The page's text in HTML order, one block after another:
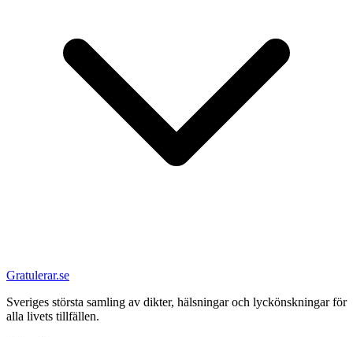
Gratulerar.se
Sveriges största samling av dikter, hälsningar och lyckönskningar för
alla livets tillfällen.